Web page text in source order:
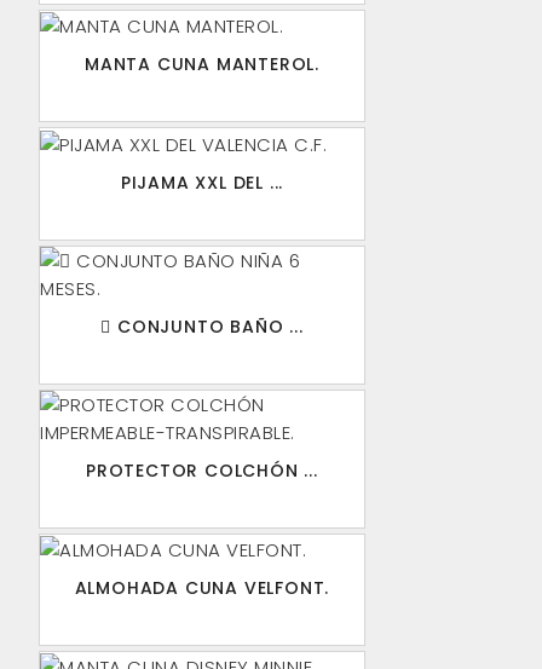
MANTA CUNA MANTEROL.
PIJAMA XXL DEL ...
 CONJUNTO BAÑO ...
PROTECTOR COLCHÓN ...
ALMOHADA CUNA VELFONT.